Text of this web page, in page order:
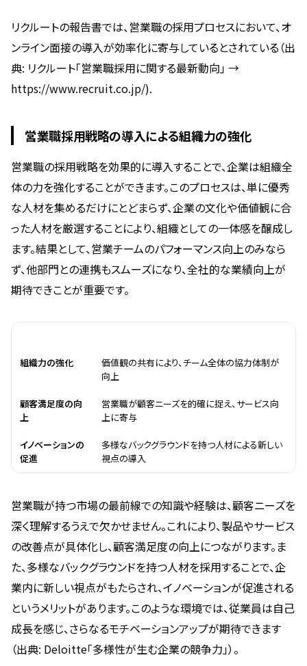
リクルートの報告書では、営業職の採用プロセスにおいて、オ
ンライン面接の導入が効率化に寄与しているとされている（出
典: リクルート「営業職採用に関する最新動向」 →
https://www.recruit.co.jp/).
営業職採用戦略の導入による組織力の強化
営業職の採用戦略を効果的に導入することで、企業は組織全
体の力を強化することができます。このプロセスは、単に優秀
な人材を集めるだけにとどまらず、企業の文化や価値観に合
った人材を厳選することにより、組織としての一体感を醸成し
ます。結果として、営業チームのパフォーマンス向上のみなら
ず、他部門との連携もスムーズになり、全社的な業績向上が
期待できことが重要です。
組織力の強化
価値観の共有により、チーム全体の協力体制が
向上
顧客満足度の向
上
営業職が顧客ニーズを的確に捉え、サービス向
上に寄与
イノベーションの
促進
多様なバックグラウンドを持つ人材による新しい
視点の導入
営業職が持つ市場の最前線での知識や経験は、顧客ニーズを
深く理解するうえで欠かせません。これにより、製品やサービス
の改善点が具体化し、顧客満足度の向上につながります。ま
た、多様なバックグラウンドを持つ人材を採用することで、企
業内に新しい視点がもたらされ、イノベーションが促進される
というメリットがあります。このような環境では、従業員は自己
成長を感じ、さらなるモチベーションアップが期待できます
（出典: Deloitte「多様性が生む企業の競争力」）。